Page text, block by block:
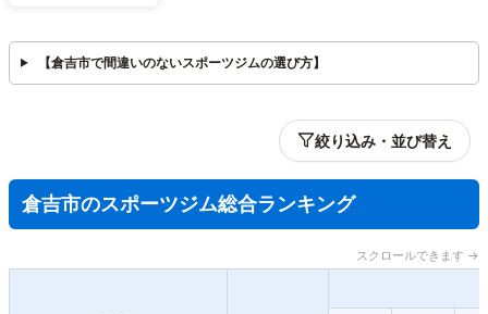
【倉吉市で間違いのないスポーツジムの選び方】
絞り込み・並び替え
倉吉市のスポーツジム総合ランキング
スクロールできます →